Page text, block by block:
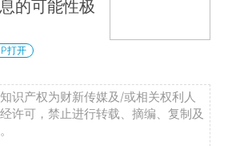
的可能性极
打开
识产权为财新传媒及/或相关权利人
许可，禁止进行转载、摘编、复制及